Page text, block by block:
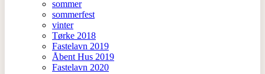
sommer
sommerfest
vinter
Tørke 2018
Fastelavn 2019
Åbent Hus 2019
Fastelavn 2020